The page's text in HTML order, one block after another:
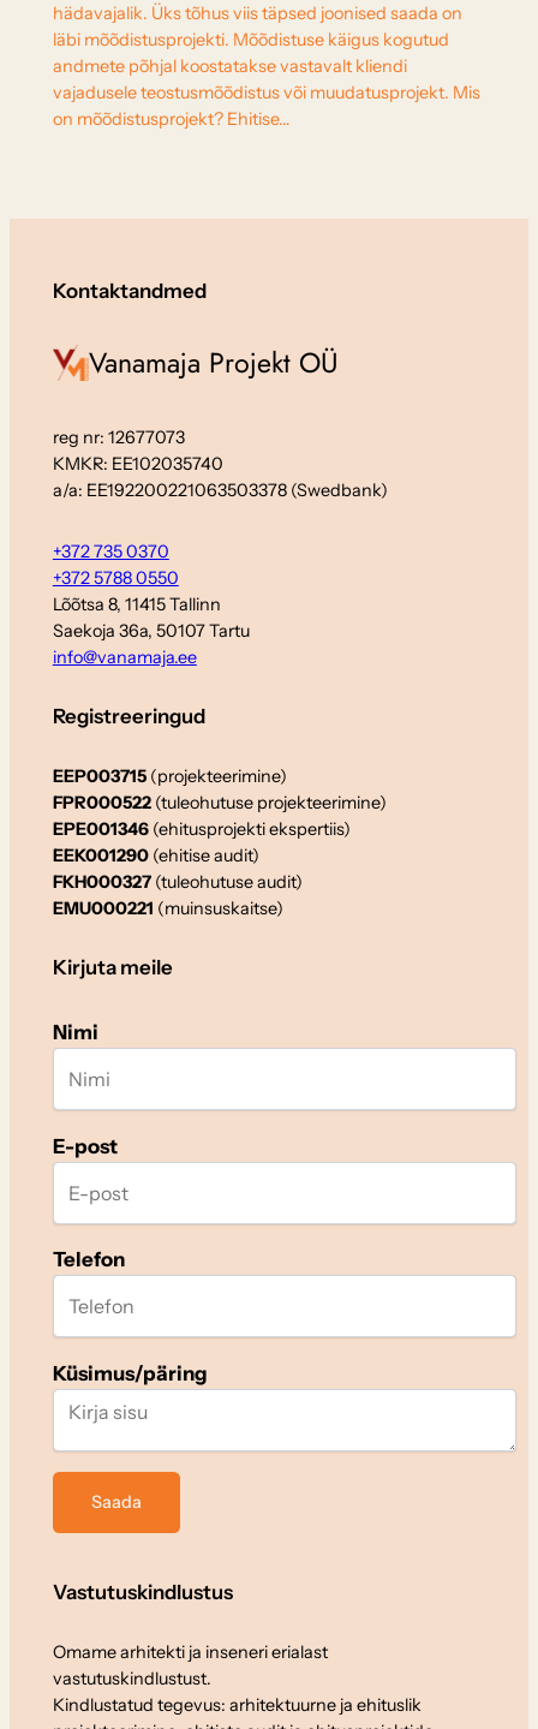
hädavajalik. Üks tõhus viis täpsed joonised saada on
läbi mõõdistusprojekti. Mõõdistuse käigus kogutud
andmete põhjal koostatakse vastavalt kliendi
vajadusele teostusmõõdistus või muudatusprojekt. Mis
on mõõdistusprojekt? Ehitise…
Kontaktandmed
Vanamaja Projekt OÜ
reg nr: 12677073
KMKR: EE102035740
a/a: EE192200221063503378 (Swedbank)
+372 735 0370
+372 5788 0550
Lõõtsa 8, 11415 Tallinn
Saekoja 36a, 50107 Tartu
info@vanamaja.ee
Registreeringud
EEP003715 (projekteerimine)
FPR000522 (tuleohutuse projekteerimine)
EPE001346 (ehitusprojekti ekspertiis)
EEK001290(ehitise audit)
FKH000327 (tuleohutuse audit)
EMU000221 (muinsuskaitse)
Kirjuta meile
Nimi
E-post
Telefon
Küsimus/päring
Vastutuskindlustus
Omame arhitekti ja inseneri erialast
vastutuskindlustust.
Kindlustatud tegevus: arhitektuurne ja ehituslik